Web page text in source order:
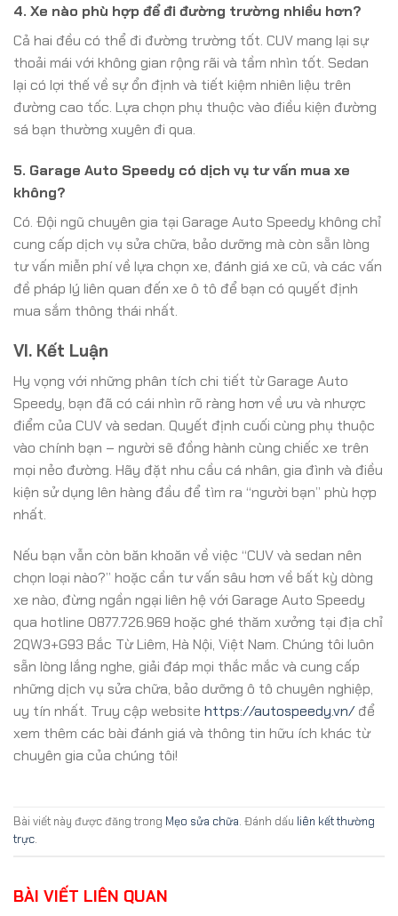
4. Xe nào phù hợp để đi đường trường nhiều hơn?
Cả hai đều có thể đi đường trường tốt. CUV mang lại sự
thoải mái với không gian rộng rãi và tầm nhìn tốt. Sedan
lại có lợi thế về sự ổn định và tiết kiệm nhiên liệu trên
đường cao tốc. Lựa chọn phụ thuộc vào điều kiện đường
sá bạn thường xuyên đi qua.
5. Garage Auto Speedy có dịch vụ tư vấn mua xe
không?
Có. Đội ngũ chuyên gia tại Garage Auto Speedy không chỉ
cung cấp dịch vụ sửa chữa, bảo dưỡng mà còn sẵn lòng
tư vấn miễn phí về lựa chọn xe, đánh giá xe cũ, và các vấn
đề pháp lý liên quan đến xe ô tô để bạn có quyết định
mua sắm thông thái nhất.
VI. Kết Luận
Hy vọng với những phân tích chi tiết từ Garage Auto
Speedy, bạn đã có cái nhìn rõ ràng hơn về ưu và nhược
điểm của CUV và sedan. Quyết định cuối cùng phụ thuộc
vào chính bạn – người sẽ đồng hành cùng chiếc xe trên
mọi nẻo đường. Hãy đặt nhu cầu cá nhân, gia đình và điều
kiện sử dụng lên hàng đầu để tìm ra “người bạn” phù hợp
nhất.
Nếu bạn vẫn còn băn khoăn về việc “CUV và sedan nên
chọn loại nào?” hoặc cần tư vấn sâu hơn về bất kỳ dòng
xe nào, đừng ngần ngại liên hệ với Garage Auto Speedy
qua hotline 0877.726.969 hoặc ghé thăm xưởng tại địa chỉ
2QW3+G93 Bắc Từ Liêm, Hà Nội, Việt Nam. Chúng tôi luôn
sẵn lòng lắng nghe, giải đáp mọi thắc mắc và cung cấp
những dịch vụ sửa chữa, bảo dưỡng ô tô chuyên nghiệp,
uy tín nhất. Truy cập website https://autospeedy.vn/để
xem thêm các bài đánh giá và thông tin hữu ích khác từ
chuyên gia của chúng tôi!
Bài viết này được đăng trong Mẹo sửa chữa. Đánh dấu liên kết thường
trực.
BÀI VIẾT LIÊN QUAN